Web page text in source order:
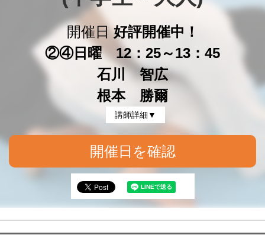
開催日好評開催中！
②④日曜 12：25～13：45
石川 智広
根本 勝爾
講師詳細▼
開催日を確認